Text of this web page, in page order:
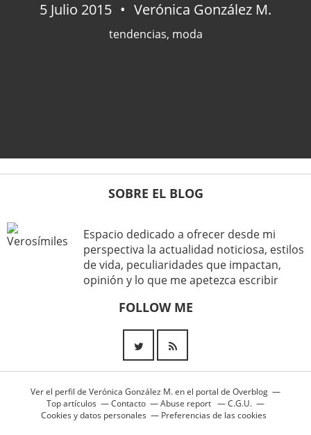
5 Julio 2015 Verónica González M.
tendencias, moda
SOBRE EL BLOG
Espacio dedicado a ofrecer desde mi
perspectiva la actualidad noticiosa, estilos
de vida, peculiaridades que impactan,
opinión y lo que me apetezca escribir
FOLLOW ME
Ver el perfil de Verónica González M.en el portal de Overblog
Top artículos
Contacto Abuse report
C.G.U.
Cookies y datos personales
Preferencias de las cookies